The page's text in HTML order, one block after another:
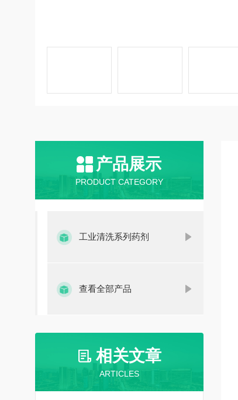
产品展示
PRODUCT CATEGORY
工业清洗系列药剂
查看全部产品
相关文章
ARTICLES